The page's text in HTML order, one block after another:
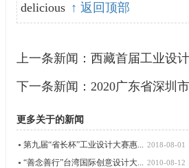
delicious ↑ 返回顶部
上一条新闻： 西藏首届工业设
下一条新闻： 2020广东省深圳
更多关于的新闻
第九届“省长杯”工业设计大赛惠... 2018-08-01
“善念善行”台湾国际创意设计大... 2010-08-12